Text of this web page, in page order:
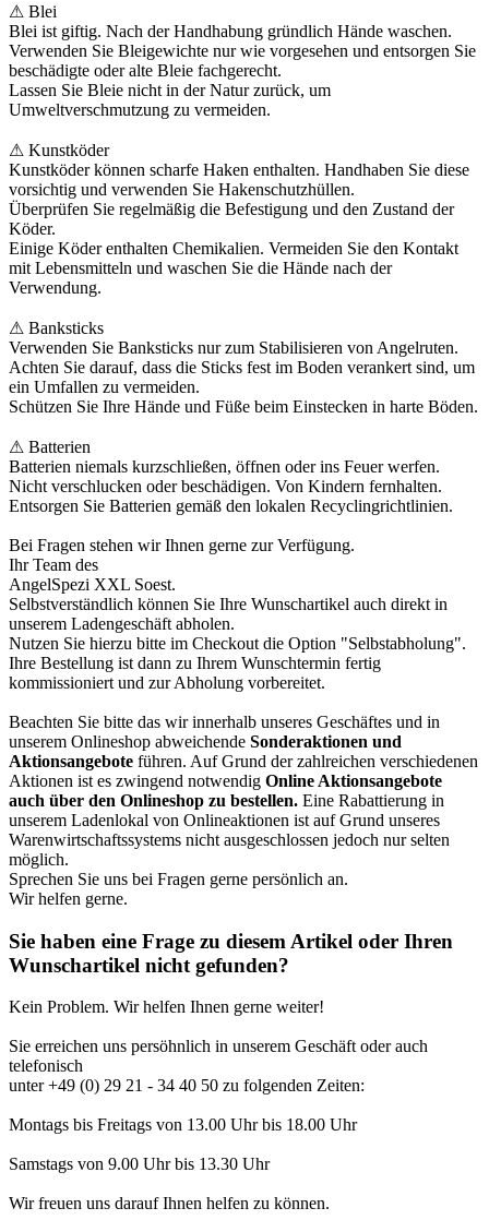
⚠ Blei
Blei ist giftig. Nach der Handhabung gründlich Hände waschen.
Verwenden Sie Bleigewichte nur wie vorgesehen und entsorgen Sie
beschädigte oder alte Bleie fachgerecht.
Lassen Sie Bleie nicht in der Natur zurück, um
Umweltverschmutzung zu vermeiden.
⚠ Kunstköder
Kunstköder können scharfe Haken enthalten. Handhaben Sie diese
vorsichtig und verwenden Sie Hakenschutzhüllen.
Überprüfen Sie regelmäßig die Befestigung und den Zustand der
Köder.
Einige Köder enthalten Chemikalien. Vermeiden Sie den Kontakt
mit Lebensmitteln und waschen Sie die Hände nach der
Verwendung.
⚠ Banksticks
Verwenden Sie Banksticks nur zum Stabilisieren von Angelruten.
Achten Sie darauf, dass die Sticks fest im Boden verankert sind, um
ein Umfallen zu vermeiden.
Schützen Sie Ihre Hände und Füße beim Einstecken in harte Böden.
⚠ Batterien
Batterien niemals kurzschließen, öffnen oder ins Feuer werfen.
Nicht verschlucken oder beschädigen. Von Kindern fernhalten.
Entsorgen Sie Batterien gemäß den lokalen Recyclingrichtlinien.
Bei Fragen stehen wir Ihnen gerne zur Verfügung.
Ihr Team des
AngelSpezi XXL Soest.
Selbstverständlich können Sie Ihre Wunschartikel auch direkt in
unserem Ladengeschäft abholen.
Nutzen Sie hierzu bitte im Checkout die Option "Selbstabholung".
Ihre Bestellung ist dann zu Ihrem Wunschtermin fertig
kommissioniert und zur Abholung vorbereitet.
Beachten Sie bitte das wir innerhalb unseres Geschäftes und in
unserem Onlineshop abweichende Sonderaktionen und
Aktionsangebote führen. Auf Grund der zahlreichen verschiedenen
Aktionen ist es zwingend notwendig Online Aktionsangebote
auch über den Onlineshop zu bestellen. Eine Rabattierung in
unserem Ladenlokal von Onlineaktionen ist auf Grund unseres
Warenwirtschaftssystems nicht ausgeschlossen jedoch nur selten
möglich.
Sprechen Sie uns bei Fragen gerne persönlich an.
Wir helfen gerne.
Sie haben eine Frage zu diesem Artikel oder Ihren
Wunschartikel nicht gefunden?
Kein Problem. Wir helfen Ihnen gerne weiter!
Sie erreichen uns persöhnlich in unserem Geschäft oder auch
telefonisch
unter +49 (0) 29 21 - 34 40 50 zu folgenden Zeiten:
Montags bis Freitags von 13.00 Uhr bis 18.00 Uhr
Samstags von 9.00 Uhr bis 13.30 Uhr
Wir freuen uns darauf Ihnen helfen zu können.